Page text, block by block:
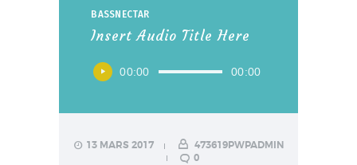
BASSNECTAR
Insert Audio Title Here
Lecteur
audio
00:00 00:00
13 MARS 2017
473619PWPADMIN
0